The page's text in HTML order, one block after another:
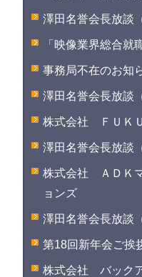
澤田名誉会長放談
「映像業界総合就
事務局不在のお知
澤田名誉会長放談
株式会社 ＦＵＫ
澤田名誉会長放談
株式会社 ＡＤＫ
ョンズ
澤田名誉会長放談
第18回新年会ご挨
株式会社 バック